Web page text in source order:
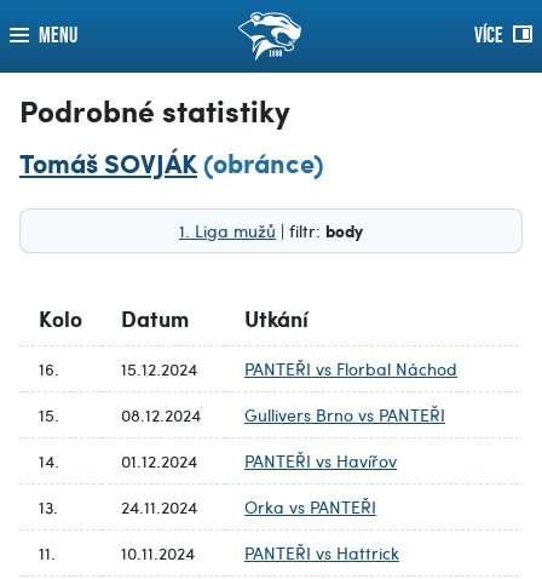
MENU VÍCE
Podrobné statistiky
Tomáš SOVJÁK(obránce)
1. Liga mužů | filtr: body
Kolo Datum Utkání
16. 15.12.2024
PANTEŘI vs Florbal Náchod
15.
08.12.2024
Gullivers Brno vs PANTEŘI
14.
01.12.2024
PANTEŘI vs Havířov
13.
24.11.2024
Orka vs PANTEŘI
11.
10.11.2024
PANTEŘI vs Hattrick